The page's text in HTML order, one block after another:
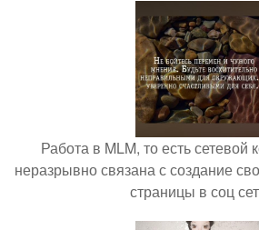
Работа в MLM, то есть сетевой
неразрывно связана с создание
страницы в соц